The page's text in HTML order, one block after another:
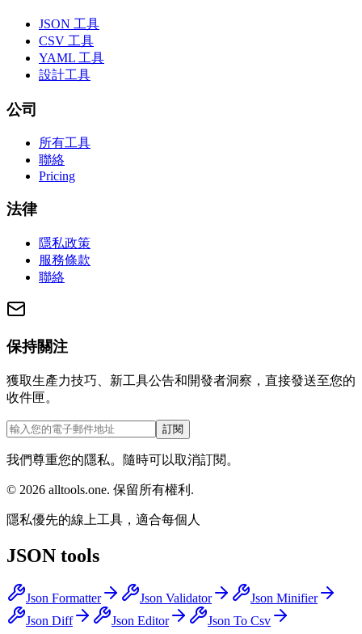
JSON 工具
CSV 工具
YAML 工具
設計工具
公司
所有工具
聯絡
Pricing
法律
隱私政策
服務條款
聯絡
保持關注
獲取生產力技巧、新工具公告和開發者洞察，直接發送至您的
收件匣。
訂閱
我們尊重您的隱私。隨時可以取消訂閱。
© 2026 alltools.one. 保留所有權利 .
隱私優先的線上工具，適合每個人
JSON tools
Json Formatter Json Validator
Json Minifier
Json Diff
Json Editor Json To Csv